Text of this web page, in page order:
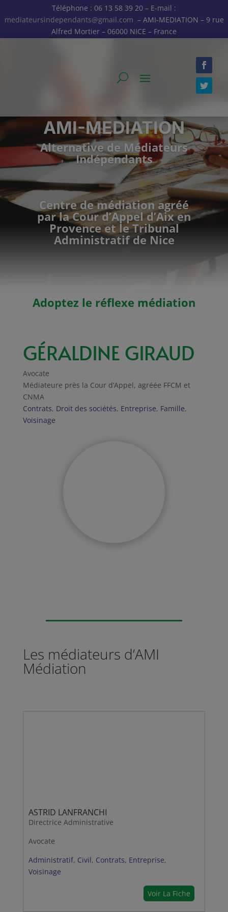
Téléphone : 06 13 58 39 20 – E-mail :
mediateursindependants@gmail.com – AMI-MEDIATION – 9 rue
Alfred Mortier – 06000 NICE – France
AMI-MEDIATION
Alternative de Médiateurs
Indépendants
Centre de médiation agréé
par la Cour d’Appel d’Aix en
Provence et le Tribunal
Administratif de Nice
Adoptez le réflexe médiation
GÉRALDINE GIRAUD
Avocate
Médiateure près la Cour d’Appel, agréée FFCM et
CNMA
Contrats, Droit des sociétés, Entreprise, Famille,
Voisinage
Les médiateurs d’AMI
Médiation
ASTRID LANFRANCHI
Directrice Administrative
Avocate
Administratif, Civil, Contrats, Entreprise,
Voisinage
Voir La Fiche